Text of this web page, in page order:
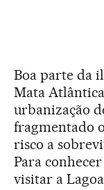
Boa parte da
Mata
urbanização
fragmentado
risco a
Para
visitar a